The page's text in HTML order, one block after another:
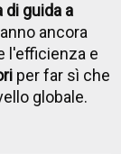
di guida a
ancora
l'efficienza e
per far sì che
globale.